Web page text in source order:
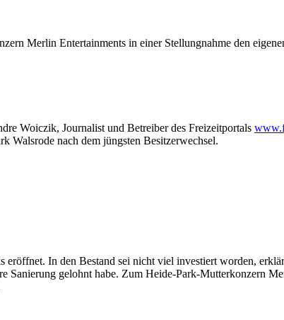
Merlin Entertainments in einer Stellungnahme den
Woiczik, Journalist und Betreiber des Freizeitportals
Walsrode nach dem jüngsten Besitzerwechsel.
eröffnet. In den Bestand sei nicht viel investiert worden,
Sanierung gelohnt habe. Zum Heide-Park-Mutterkonzern